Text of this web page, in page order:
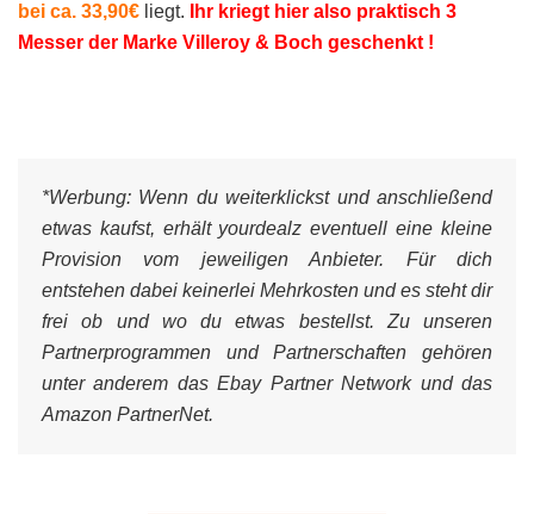
bei ca. 33,90€ liegt.
Ihr kriegt hier also praktisch 3
Messer der Marke Villeroy & Boch geschenkt !
*Werbung: Wenn du weiterklickst und anschließend
etwas kaufst, erhält yourdealz eventuell eine kleine
Provision vom jeweiligen Anbieter. Für dich
entstehen dabei keinerlei Mehrkosten und es steht dir
frei ob und wo du etwas bestellst. Zu unseren
Partnerprogrammen und Partnerschaften gehören
unter anderem das Ebay Partner Network und das
Amazon PartnerNet.